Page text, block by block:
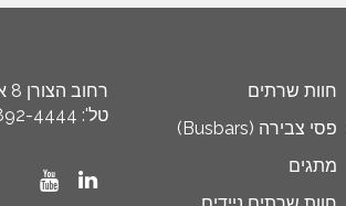
חוות שרתים
פסי צבירה (Busbars)
מתגים
רחוב הצורן 8 א’, איזור תעשייה ספיר, ת"ד 8449 נתניה 4250608
טל': 972-9-892-4444+, פקס: 972-9-892-4455+ דוא"ל: info@schneider.co.il